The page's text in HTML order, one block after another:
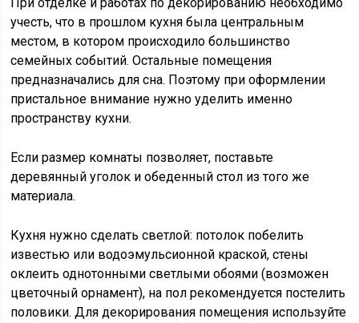
учесть, что в прошлом кухня была центральным
местом, в котором происходило большинство
семейных событий. Остальные помещения
предназначались для сна. Поэтому при оформлении
пристальное внимание нужно уделить именно
пространству кухни.
Если размер комнаты позволяет, поставьте
деревянный уголок и обеденный стол из того же
материала.
Кухня нужно сделать светлой: потолок побелить
известью или водоэмульсионной краской, стены
оклеить однотонными светлыми обоями (возможен
цветочный орнамент), на пол рекомендуется постелить
половики. Для декорирования помещения используйте